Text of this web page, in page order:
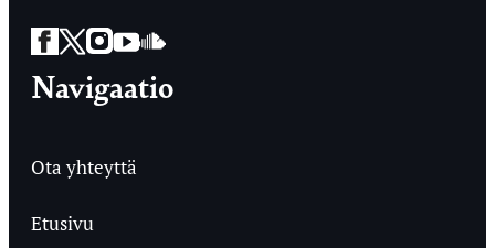
Facebook
Twitter
Instagram
YouTube
SoundCloud
Navigaatio
Ota yhteyttä
Etusivu